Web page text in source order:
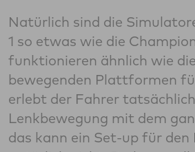
Natürlich sind die
1 so etwas wie die
funktionieren ähnlich wie
bewegenden Plattformen
erlebt der Fahrer
Lenkbewegung mit dem
das kann ein Set-up für den